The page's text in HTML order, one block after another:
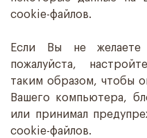
cookie-файлов.
Если Вы не желаете
пожалуйста,
таким образом, чтобы
Вашего компьютера,
или принимал
cookie-файлов.